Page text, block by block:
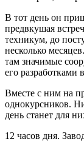
В тот день он
предвкушая
техникум, до
несколько
там значимые
его разработками
Вместе с ним на
однокурсников.
день станет для
12 часов дня.